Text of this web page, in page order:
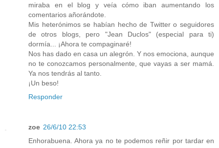
miraba en el blog y veía cómo iban aumentando los
comentarios añorándote.
Mis heterónimos se habían hecho de Twitter o seguidores
de otros blogs, pero "Jean Duclos" (especial para ti)
dormía... ¡Ahora te compaginaré!
Nos has dado en casa un alegrón. Y nos emociona, aunque
no te conozcamos personalmente, que vayas a ser mamá.
Ya nos tendrás al tanto.
¡Un beso!
Responder
zoe 26/6/10 22:53
Enhorabuena. Ahora ya no te podemos reñir por tardar en